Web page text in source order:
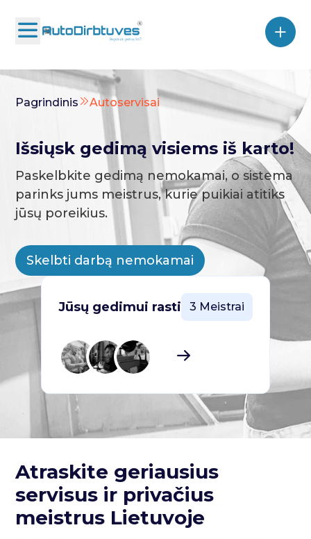
Pagrindinis Autoservisai
Išsiųsk gedimą visiems iš karto!
Paskelbkite gedimą nemokamai, o sistema
parinks jums meistrus, kurie puikiai atitiks
jūsų poreikius.
Skelbti darbą nemokamai
Jūsų gedimui rasti 3 Meistrai
Atraskite geriausius
servisus ir privačius
meistrus Lietuvoje